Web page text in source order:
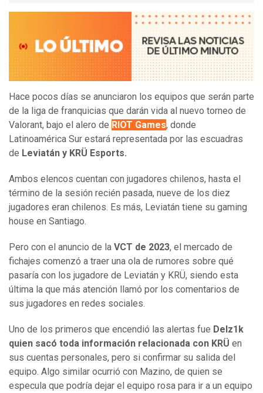
Hace pocos días se anunciaron los equipos que serán parte
de la liga de franquicias que darán vida al nuevo torneo de
Valorant, bajo el alero de RIOT Games, donde
Latinoamérica Sur estará representada por las escuadras
de Leviatán y KRÜ Esports.
Ambos elencos cuentan con jugadores chilenos, hasta el
término de la sesión recién pasada, nueve de los diez
jugadores eran chilenos. Es más, Leviatán tiene su gaming
house en Santiago.
Pero con el anuncio de la VCT de 2023, el mercado de
fichajes comenzó a traer una ola de rumores sobre qué
pasaría con los jugadore de Leviatán y KRÜ, siendo esta
última la que más atención llamó por los comentarios de
sus jugadores en redes sociales.
Uno de los primeros que encendió las alertas fue Delz1k
quien sacó toda información relacionada con KRÜ en
sus cuentas personales, pero si confirmar su salida del
equipo. Algo similar ocurrió con Mazino, de quien se
especula que podría dejar el equipo rosa para ir a un equipo